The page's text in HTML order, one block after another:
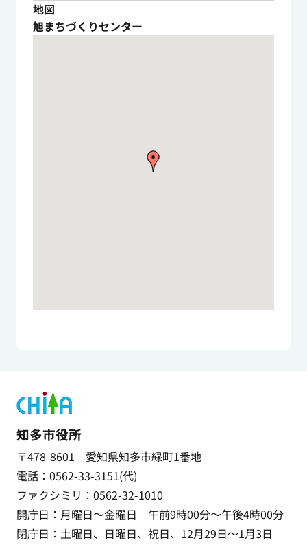
地図
旭まちづくりセンター
知多市役所
〒478-8601 愛知県知多市緑町1番地
電話：0562-33-3151(代)
ファクシミリ：0562-32-1010
開庁日：月曜日～金曜日 午前9時00分～午後4時00分
閉庁日：土曜日、日曜日、祝日、12月29日～1月3日